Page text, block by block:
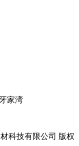
家湾
科技有限公司 版权